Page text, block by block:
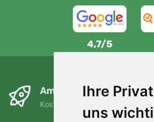
Ihre
uns
4,7/5
Am nächsten Tag und
Kostenloser Versand für